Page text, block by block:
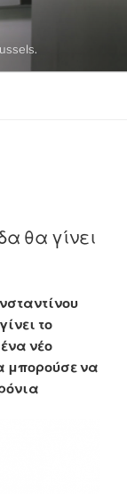
θα γίνει
το
νέο
μπορούσε να